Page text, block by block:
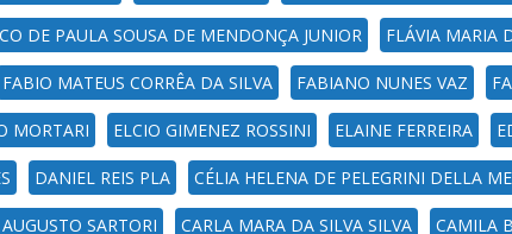
DE PAULA SOUSA DE MENDONÇA JUNIOR FLÁVIA MARIA
FABIO MATEUS CORRÊA DA SILVA FABIANO NUNES VAZ
MORTARI ELCIO GIMENEZ ROSSINI ELAINE FERREIRA
DANIEL REIS PLA CÉLIA HELENA DE PELEGRINI DELLA
SARTORI CARLA MARA DA SILVA SILVA CAMILA